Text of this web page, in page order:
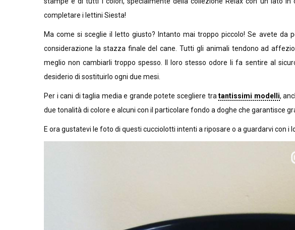
completare i lettini Siesta!
Ma come si sceglie il letto giusto? Intanto mai troppo piccolo! Se avete da
considerazione la stazza finale del cane. Tutti gli animali tendono ad
meglio non cambiarli troppo spesso. Il loro stesso odore li fa sentire al
desiderio di sostituirlo ogni due mesi.
Per i cani di taglia media e grande potete scegliere tratantissimi modelli,
due tonalità di colore e alcuni con il particolare fondo a doghe che garantisce
E ora gustatevi le foto di questi cucciolotti intenti a riposare o a guardarvi con i